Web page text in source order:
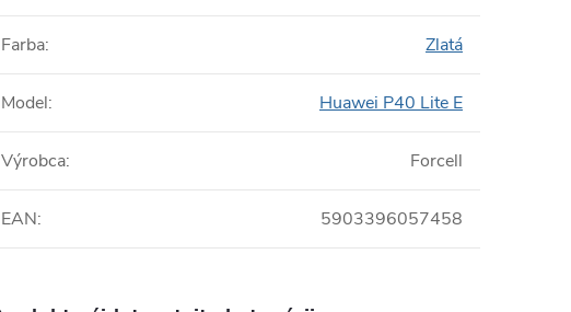
Farba: Zlatá
Model: Huawei P40 Lite E
Výrobca: Forcell
EAN: 5903396057458